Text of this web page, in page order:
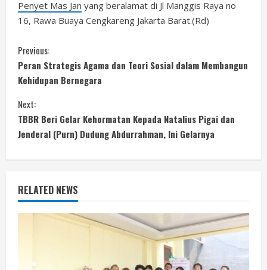
Penyet Mas Jan yang beralamat di Jl Manggis Raya no
16, Rawa Buaya Cengkareng Jakarta Barat.(Rd)
C
o
n
t
i
n
u
Previous:
Peran Strategis Agama dan Teori Sosial dalam Membangun
Kehidupan Bernegara
Next:
TBBR Beri Gelar Kehormatan Kepada Natalius Pigai dan
Jenderal (Purn) Dudung Abdurrahman, Ini Gelarnya
RELATED NEWS